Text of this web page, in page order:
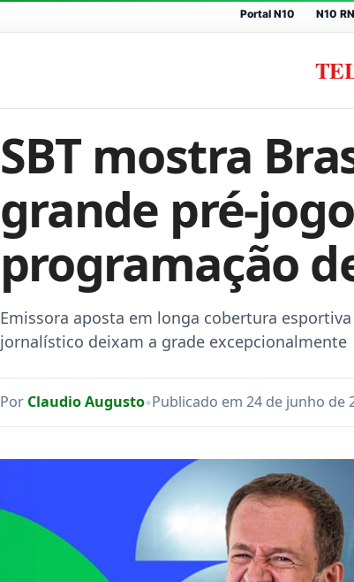
Portal N10 N10 RN
SBT mostra
grande pré-
programação
Emissora aposta em longa cobertura
jornalístico deixam a grade excepcionalmente
Por Claudio Augusto•Publicado em 24 de junho de